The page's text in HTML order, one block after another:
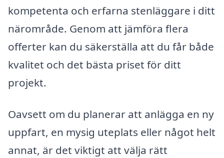
kompetenta och erfarna stenläggare i ditt
närområde. Genom att jämföra flera
offerter kan du säkerställa att du får både
kvalitet och det bästa priset för ditt
projekt.
Oavsett om du planerar att anlägga en ny
uppfart, en mysig uteplats eller något helt
annat, är det viktigt att välja rätt